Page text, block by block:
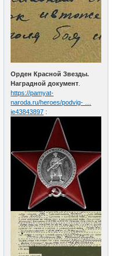
Орден Красной Звезды.
Наградной документ
https://pamyat-
naroda.ru/heroes/podvig- …
ie43843897 :